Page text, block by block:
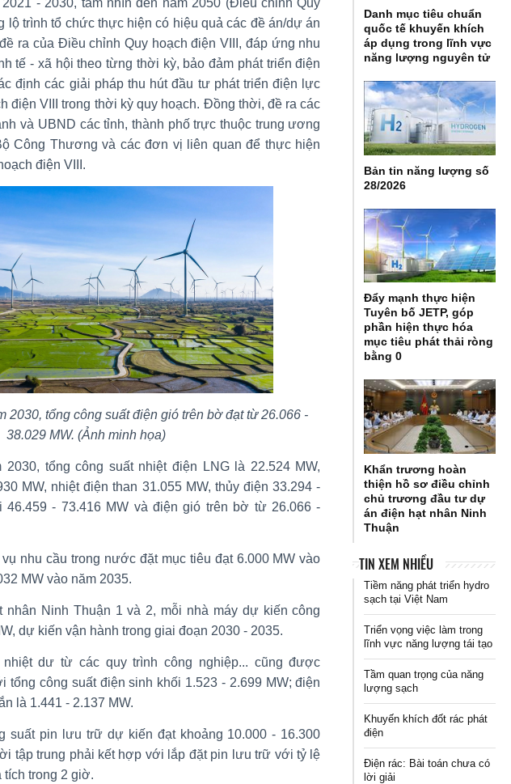
- 2030, tầm nhìn đến năm 2050 (Điều chỉnh Quy
lộ trình tổ chức thực hiện có hiệu quả các đề án/dự án
ra của Điều chỉnh Quy hoạch điện VIII, đáp ứng nhu
tế - xã hội theo từng thời kỳ, bảo đảm phát triển điện
định các giải pháp thu hút đầu tư phát triển điện lực
điện VIII trong thời kỳ quy hoạch. Đồng thời, đề ra các
và UBND các tỉnh, thành phố trực thuộc trung ương
Công Thương và các đơn vị liên quan để thực hiện
điện VIII.
2030, tổng công suất điện gió trên bờ đạt từ 26.066 -
38.029 MW. (Ảnh minh họa)
tổng công suất nhiệt điện LNG là 22.524 MW,
MW, nhiệt điện than 31.055 MW, thủy điện 33.294 -
46.459 - 73.416 MW và điện gió trên bờ từ 26.066 -
nhu cầu trong nước đặt mục tiêu đạt 6.000 MW vào
MW vào năm 2035.
Ninh Thuận 1 và 2, mỗi nhà máy dự kiến công
dự kiến vận hành trong giai đoạn 2030 - 2035.
dư từ các quy trình công nghiệp... cũng được
tổng công suất điện sinh khối 1.523 - 2.699 MW; điện
là 1.441 - 2.137 MW.
suất pin lưu trữ dự kiến đạt khoảng 10.000 - 16.300
tập trung phải kết hợp với lắp đặt pin lưu trữ với tỷ lệ
tích trong 2 giờ.
Danh mục tiêu chuẩn
quốc tế khuyến khích
áp dụng trong lĩnh vực
năng lượng nguyên tử
Bản tin năng lượng số
28/2026
Đẩy mạnh thực hiện
Tuyên bố JETP, góp
phần hiện thực hóa
mục tiêu phát thải ròng
bằng 0
Khẩn trương hoàn
thiện hồ sơ điều chỉnh
chủ trương đầu tư dự
án điện hạt nhân Ninh
Thuận
TIN XEM NHIỀU
Tiềm năng phát triển hydro
sạch tại Việt Nam
Triển vọng việc làm trong
lĩnh vực năng lượng tái tạo
Tầm quan trọng của năng
lượng sạch
Khuyến khích đốt rác phát
điện
Điện rác: Bài toán chưa có
lời giải